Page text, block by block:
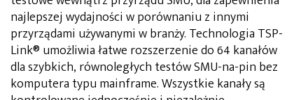
najlepszej wydajności w porównaniu z innymi
przyrządami używanymi w branży. Technologia TSP-
Link® umożliwia łatwe rozszerzenie do 64 kanałów
dla szybkich, równoległych testów SMU-na-pin bez
komputera typu mainframe. Wszystkie kanały są